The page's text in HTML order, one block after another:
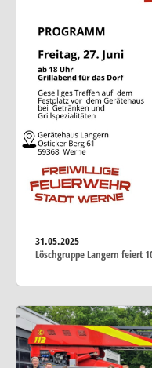
31.05.2025
Löschgruppe Langern feiert